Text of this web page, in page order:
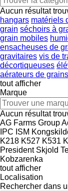
Aucun résultat
hangars matériels
grain séchoirs à
grain mobiles
ensacheuses de
gravitaires vis de
décortiqueuses
aérateurs de grains
tout afficher
Marque
Aucun résultat
AG Farms Group
IPC ISM
K218 K527 K531
President Skjold
Kobzarenka
tout afficher
Localisation
Rechercher dans